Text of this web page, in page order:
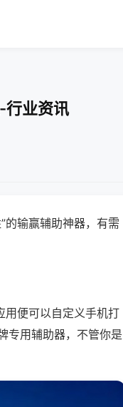
行业资讯
的输赢辅助神器，有需
用便可以自定义手机打
专用辅助器，不管你是